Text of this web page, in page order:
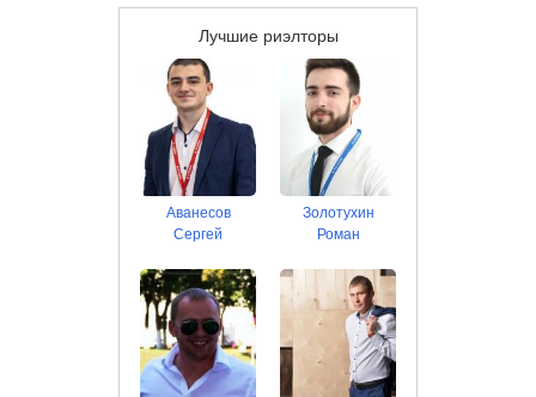
Лучшие риэлторы
Аванесов
Сергей
Золотухин
Роман